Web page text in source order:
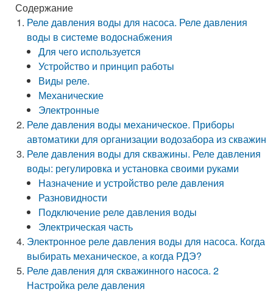
Содержание
Реле давления воды для насоса. Реле давления
воды в системе водоснабжения
Для чего используется
Устройство и принцип работы
Виды реле.
Механические
Электронные
Реле давления воды механическое. Приборы
автоматики для организации водозабора из скважин
Реле давления воды для скважины. Реле давления
воды: регулировка и установка своими руками
Назначение и устройство реле давления
Разновидности
Подключение реле давления воды
Электрическая часть
Электронное реле давления воды для насоса. Когда
выбирать механическое, а когда РДЭ?
Реле давления для скважинного насоса. 2
Настройка реле давления